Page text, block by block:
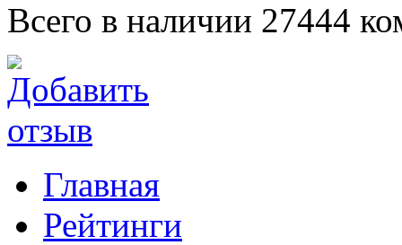
Всего в наличии 27444
Главная
Рейтинги